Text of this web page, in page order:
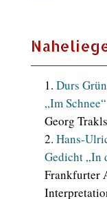
Durs
„Im Schnee“
Georg
Hans-
Gedicht „In
Frankfurter